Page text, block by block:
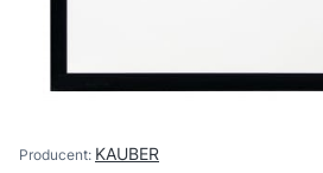
KAUBER